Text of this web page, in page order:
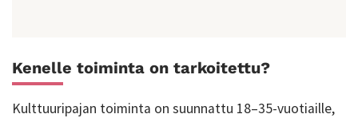
Kenelle toiminta on tarkoitettu?
Kulttuuripajan toiminta on suunnattu 18–35-vuotiaille,